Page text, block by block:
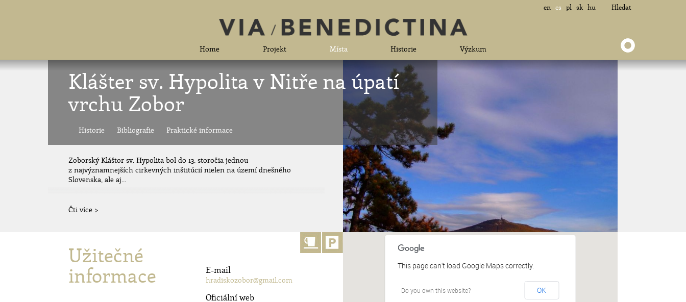
en cs pl sk hu Hledat
Home Projekt Místa Historie Výzkum
Klášter sv. Hypolita v Nitře na úpatí
vrchu Zobor
Historie Bibliografie Praktické informace
Zoborský Kláštor sv. Hypolita bol do 13. storočia jednou
z najvýznamnejších cirkevných inštitúcií nielen na území dnešného
Slovenska, ale aj...
Čti více >
Užitečné
informace
E-mail
hradiskozobor@gmail.com
Oficiální web
This page can't load Google Maps correctly.
Do you own this website? OK